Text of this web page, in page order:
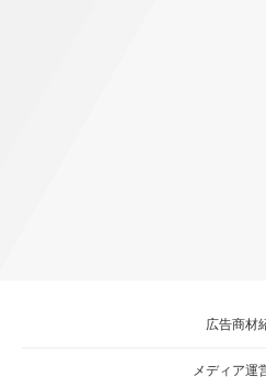
広告商材
メディア運